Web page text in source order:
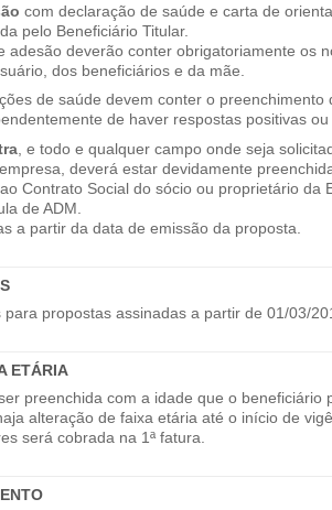
com declaração de saúde e carta de
pelo Beneficiário Titular.
adesão deverão conter obrigatoriamente os
dos beneficiários e da mãe.
de saúde devem conter o preenchimento
de haver respostas positivas ou
, e todo e qualquer campo onde seja
deverá estar devidamente
Contrato Social do sócio ou proprietário da
de ADM.
a partir da data de emissão da proposta.
para propostas assinadas a partir de 01/03/
ETÁRIA
preenchida com a idade que o beneficiário
alteração de faixa etária até o início de
será cobrada na 1ª fatura.